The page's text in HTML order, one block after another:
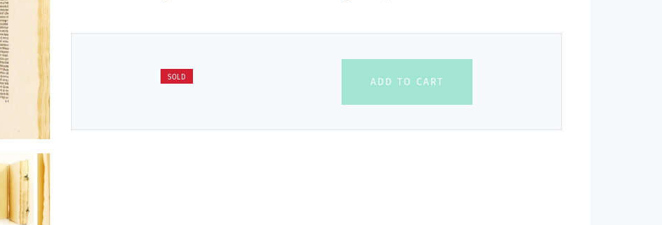
SOLD ADD TO CART